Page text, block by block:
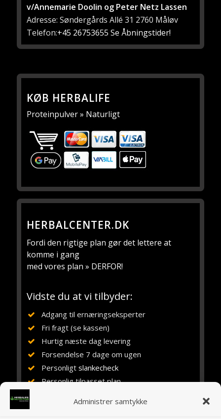
Administrer samtykke
v/Annemarie Doolin og Peter Netz Lassen
Adresse: Søndergårds Allé 31 2760 Måløv
Telefon:+45 26753655 Se Åbningstider!
KØB HERBALIFE
Proteinpulver » Naturligt
HERBALCENTER.DK
Fordi den rigtige plan gør det lettere at
komme i gang
med vores plan » DERFOR!
Vidste du at vi tilbyder:
Adgang til ernæringseksperter
Fri fragt (se kassen)
Hurtig næste dag levering
Forsendelse 7 dage om ugen
Personligtslankecheck
Personlig tilpasset plan
Ernæringsuddannet siden 1984